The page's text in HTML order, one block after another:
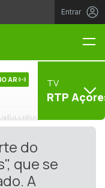
Entrar
AR TV
RTP
do
que se
A